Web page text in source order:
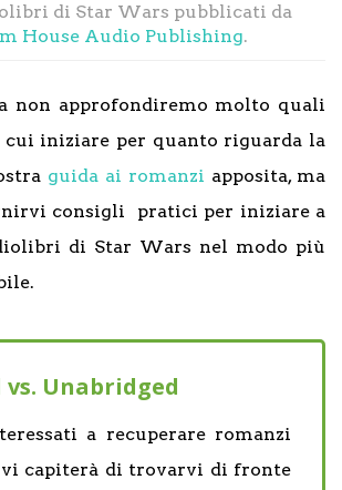
di Star Wars pubblicati da
House Audio Publishing.
non approfondiremo molto quali
iniziare per quanto riguarda la
guida ai romanzi apposita, ma
consigli pratici per iniziare a
di Star Wars nel modo più
Unabridged
a recuperare romanzi
vi capiterà di trovarvi di fronte